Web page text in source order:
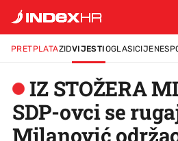
PRETPLATAZIDVIJESTIOGLASICIJENE
IZ MINUTE U
IZ STOŽERA
SDP-ovci se
Milanović